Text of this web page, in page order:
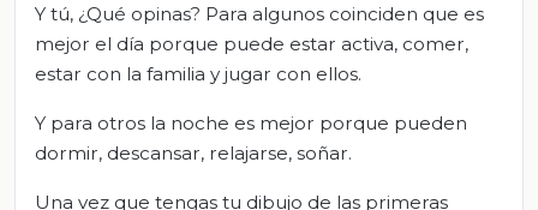
Y tú, ¿Qué opinas? Para algunos coinciden que es
mejor el día porque puede estar activa, comer,
estar con la familia y jugar con ellos.
Y para otros la noche es mejor porque pueden
dormir, descansar, relajarse, soñar.
Una vez que tengas tu dibujo de las primeras